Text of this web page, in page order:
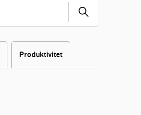
Produktivitet